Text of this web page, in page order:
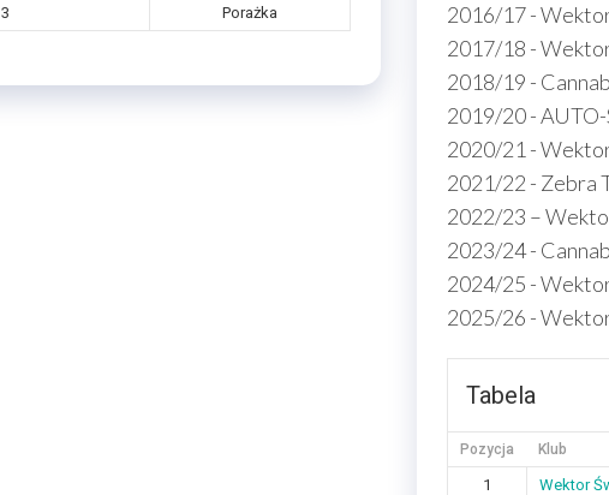
3 Porażka
2016/17 -
2017/18 -
2018/19 -
2019/20 -
2020/21 -
2021/22 - Zebra
2022/23 –
2023/24 -
2024/25 -
2025/26 -
Tabela
Pozycja Klub
1 Wektor